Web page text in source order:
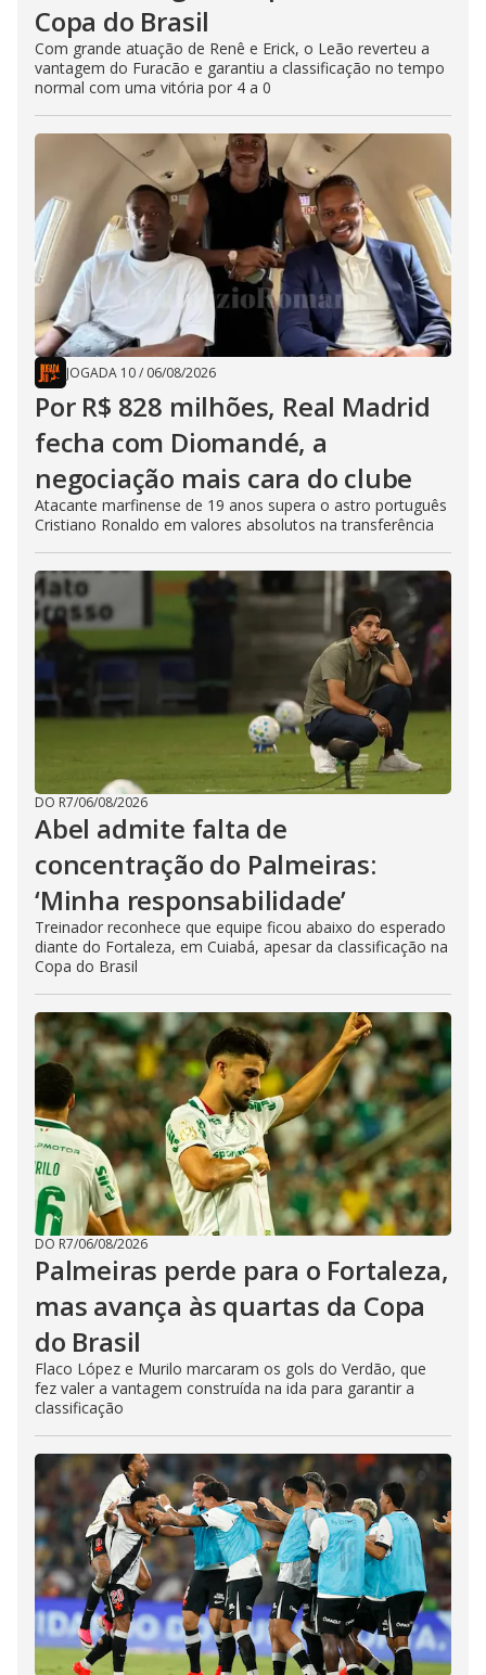
Copa do Brasil
Com grande atuação de Renê e Erick, o Leão reverteu a
vantagem do Furacão e garantiu a classificação no tempo
normal com uma vitória por 4 a 0
JOGADA 10/ 06/08/2026
Por R$ 828 milhões, Real Madrid
fecha com Diomandé, a
negociação mais cara do clube
Atacante marfinense de 19 anos supera o astro português
Cristiano Ronaldo em valores absolutos na transferência
DO R7/06/08/2026
Abel admite falta de
concentração do Palmeiras:
‘Minha responsabilidade’
Treinador reconhece que equipe ficou abaixo do esperado
diante do Fortaleza, em Cuiabá, apesar da classificação na
Copa do Brasil
DO R7/06/08/2026
Palmeiras perde para o Fortaleza,
mas avança às quartas da Copa
do Brasil
Flaco López e Murilo marcaram os gols do Verdão, que
fez valer a vantagem construída na ida para garantir a
classificação